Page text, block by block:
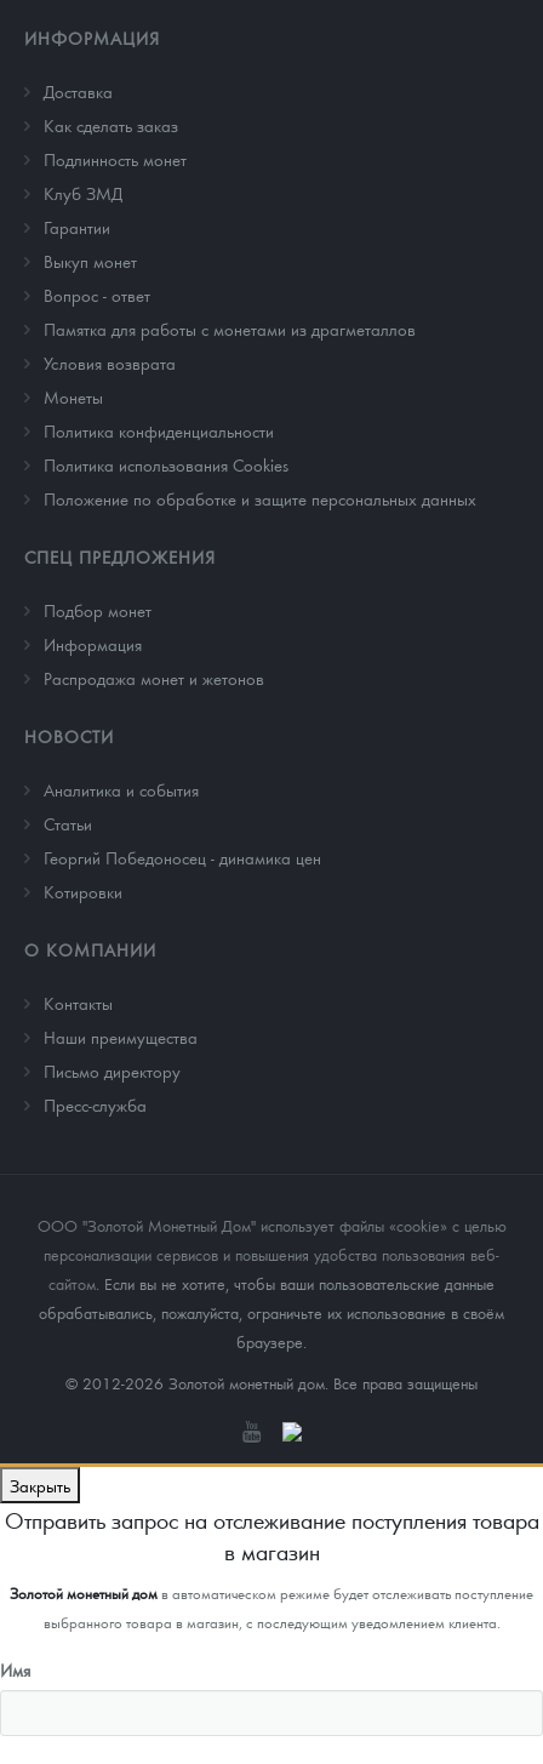
ИНФОРМАЦИЯ
Доставка
Как сделать заказ
Подлинность монет
Клуб ЗМД
Гарантии
Выкуп монет
Вопрос - ответ
Памятка для работы с монетами из драгметаллов
Условия возврата
Монеты
Политика конфиденциальности
Политика использования Cookies
Положение по обработке и защите персональных данных
СПЕЦ ПРЕДЛОЖЕНИЯ
Подбор монет
Информация
Распродажа монет и жетонов
НОВОСТИ
Аналитика и события
Cтатьи
Георгий Победоносец - динамика цен
Котировки
О КОМПАНИИ
Контакты
Наши преимущества
Письмо директору
Пресс-служба
ООО "Золотой Монетный Дом" использует файлы «cookie» с целью
персонализации сервисов и повышения удобства пользования веб-
сайтом. Если вы не хотите, чтобы ваши пользовательские данные
обрабатывались, пожалуйста, ограничьте их использование в своём
браузере.
© 2012-2026 Золотой монетный дом. Все права защищены
Закрыть
Отправить запрос на отслеживание поступления товара
в магазин
Золотой монетный домв автоматическом режиме будет отслеживать поступление
выбранного товара в магазин, с последующим уведомлением клиента.
Имя